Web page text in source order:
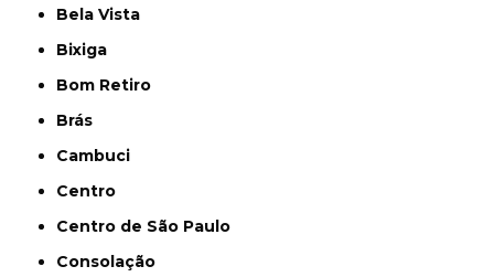
Bela Vista
Bixiga
Bom Retiro
Brás
Cambuci
Centro
Centro de São Paulo
Consolação